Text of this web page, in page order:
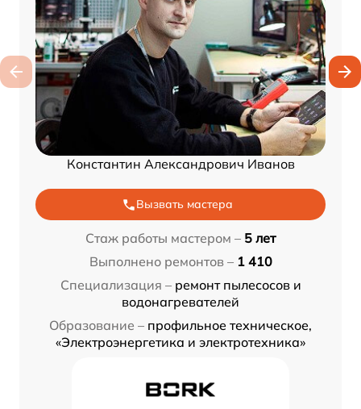
Константин Александрович Иванов
Вызвать мастера
Стаж работы мастером – 5 лет
Выполнено ремонтов – 1 410
Специализация – ремонт пылесосов и
водонагревателей
Образование – профильное техническое,
«Электроэнергетика и электротехника»